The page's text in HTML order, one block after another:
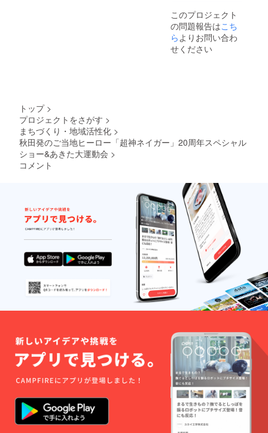
このプロジェクト
の問題報告はこち
ら よりお問い合わ
せください
トップ >
プロジェクトをさがす >
まちづくり・地域活性化 >
秋田発のご当地ヒーロー「超神ネイガー」20周年スペシャル
ショー&あきた大運動会 >
コメント